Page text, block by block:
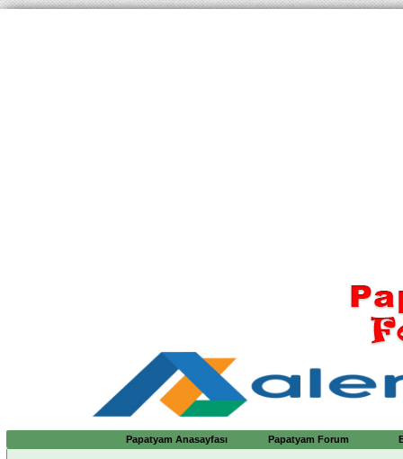
Papatyam Anasayfası Papatyam Forum